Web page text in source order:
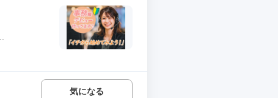
気になる